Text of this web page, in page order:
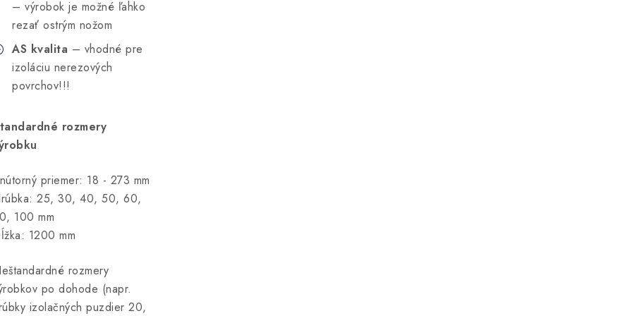
– výrobok je možné ľahko
rezať ostrým nožom
AS kvalita – vhodné pre
izoláciu nerezových
povrchov!!!
rozmery
priemer: 18 - 273 mm
25, 30, 40, 50, 60,
100 mm
1200 mm
rozmery
po dohode (napr.
izolačných puzdier 20,